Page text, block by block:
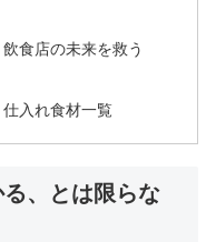
食店の未来を救う
入れ食材一覧
、とは限らな